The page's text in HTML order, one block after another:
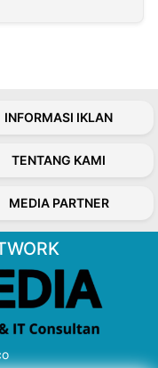
INFORMASI IKLAN
TENTANG KAMI
MEDIA PARTNER